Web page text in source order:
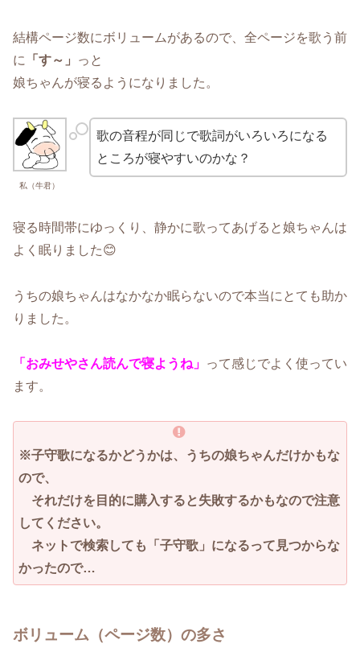
結構ページ数にボリュームがあるので、全ページを歌う前
に
「す～」
っと
娘ちゃんが寝るようになりました。
私（牛君）
歌の音程が同じで歌詞がいろいろになる
ところが寝やすいのかな？
寝る時間帯にゆっくり、静かに歌ってあげると娘ちゃんは
よく眠りました😊
うちの娘ちゃんはなかなか眠らないので本当にとても助か
りました。
「おみせやさん読んで寝ようね」 って感じでよく使ってい
ます。
※子守歌になるかどうかは、うちの娘ちゃんだけかもな
ので、
それだけを目的に購入すると失敗するかもなので注意
してください。
ネットで検索しても「子守歌」になるって見つからな
かったので…
ボリューム（ページ数）の多さ